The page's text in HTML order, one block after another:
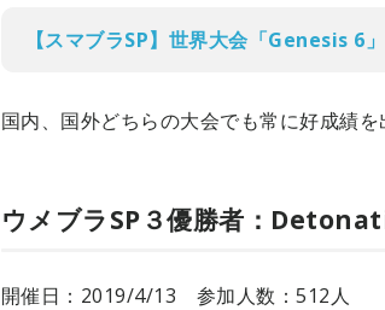
【スマブラSP】世界大会「Genesis 6
国内、国外どちらの大会でも常に好成績
ウメブラSP３優勝者：
開催日：2019/4/13 参加人数：512人